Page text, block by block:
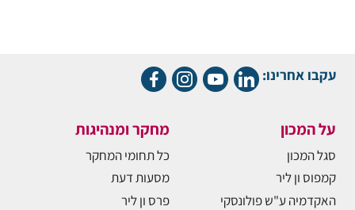
עקבו אחרינו:
על המכון
סגל המכון
קמפוס ון ליר
האקדמיה ע"ש פולונסקי
מחקר ומנהיגות
כל תחומי המחקר
מסעות דעת
פרס ון ליר